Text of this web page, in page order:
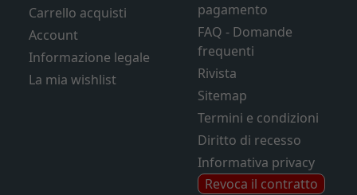
Carrello acquisti
Account
Informazione legale
La mia wishlist
pagamento
FAQ - Domande
frequenti
Rivista
Sitemap
Termini e condizioni
Diritto di recesso
Informativa privacy
Revoca il contratto